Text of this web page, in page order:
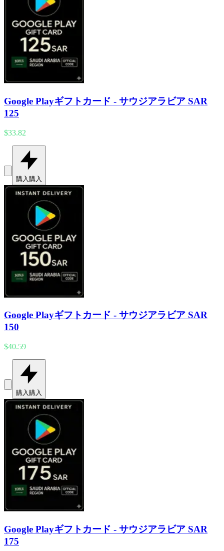
Google Playギフトカード - サウジアラビア SAR
125
$33.82
購入 購入
Google Playギフトカード - サウジアラビア SAR
150
$40.59
購入 購入
Google Playギフトカード - サウジアラビア SAR
175